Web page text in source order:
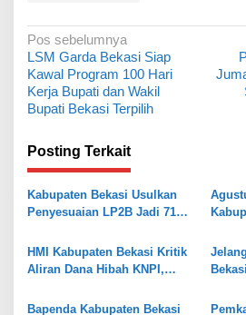
N
a
v
i
g
a
s
i
p
o
s
Pos sebelumnya
LSM Garda Bekasi Siap
Kawal Program 100 Hari
Kerja Bupati dan Wakil
Bupati Bekasi Terpilih
Posting Terkait
Kabupaten Bekasi Usulkan
Penyesuaian LP2B Jadi 71
Industri dan Pertanian
Hari
HMI Kabupaten Bekasi Kritik
Aliran Dana Hibah KNPI,
Bapenda Kabupaten Bekasi